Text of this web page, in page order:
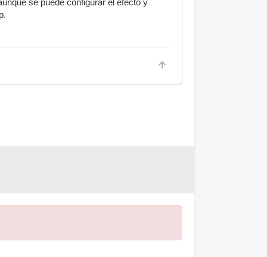
se puede configurar el efecto y